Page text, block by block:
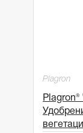
Plagron